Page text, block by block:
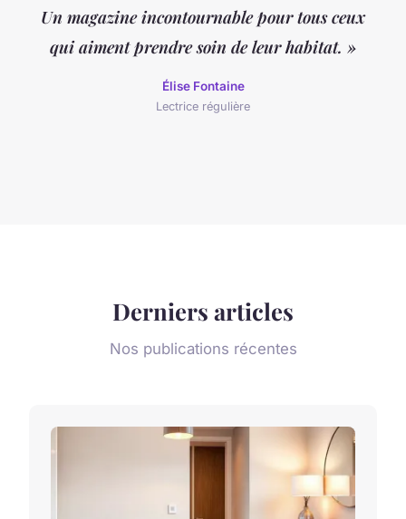
Un magazine incontournable pour tous ceux
qui aiment prendre soin de leur habitat. »
Élise Fontaine
Lectrice régulière
Derniers articles
Nos publications récentes